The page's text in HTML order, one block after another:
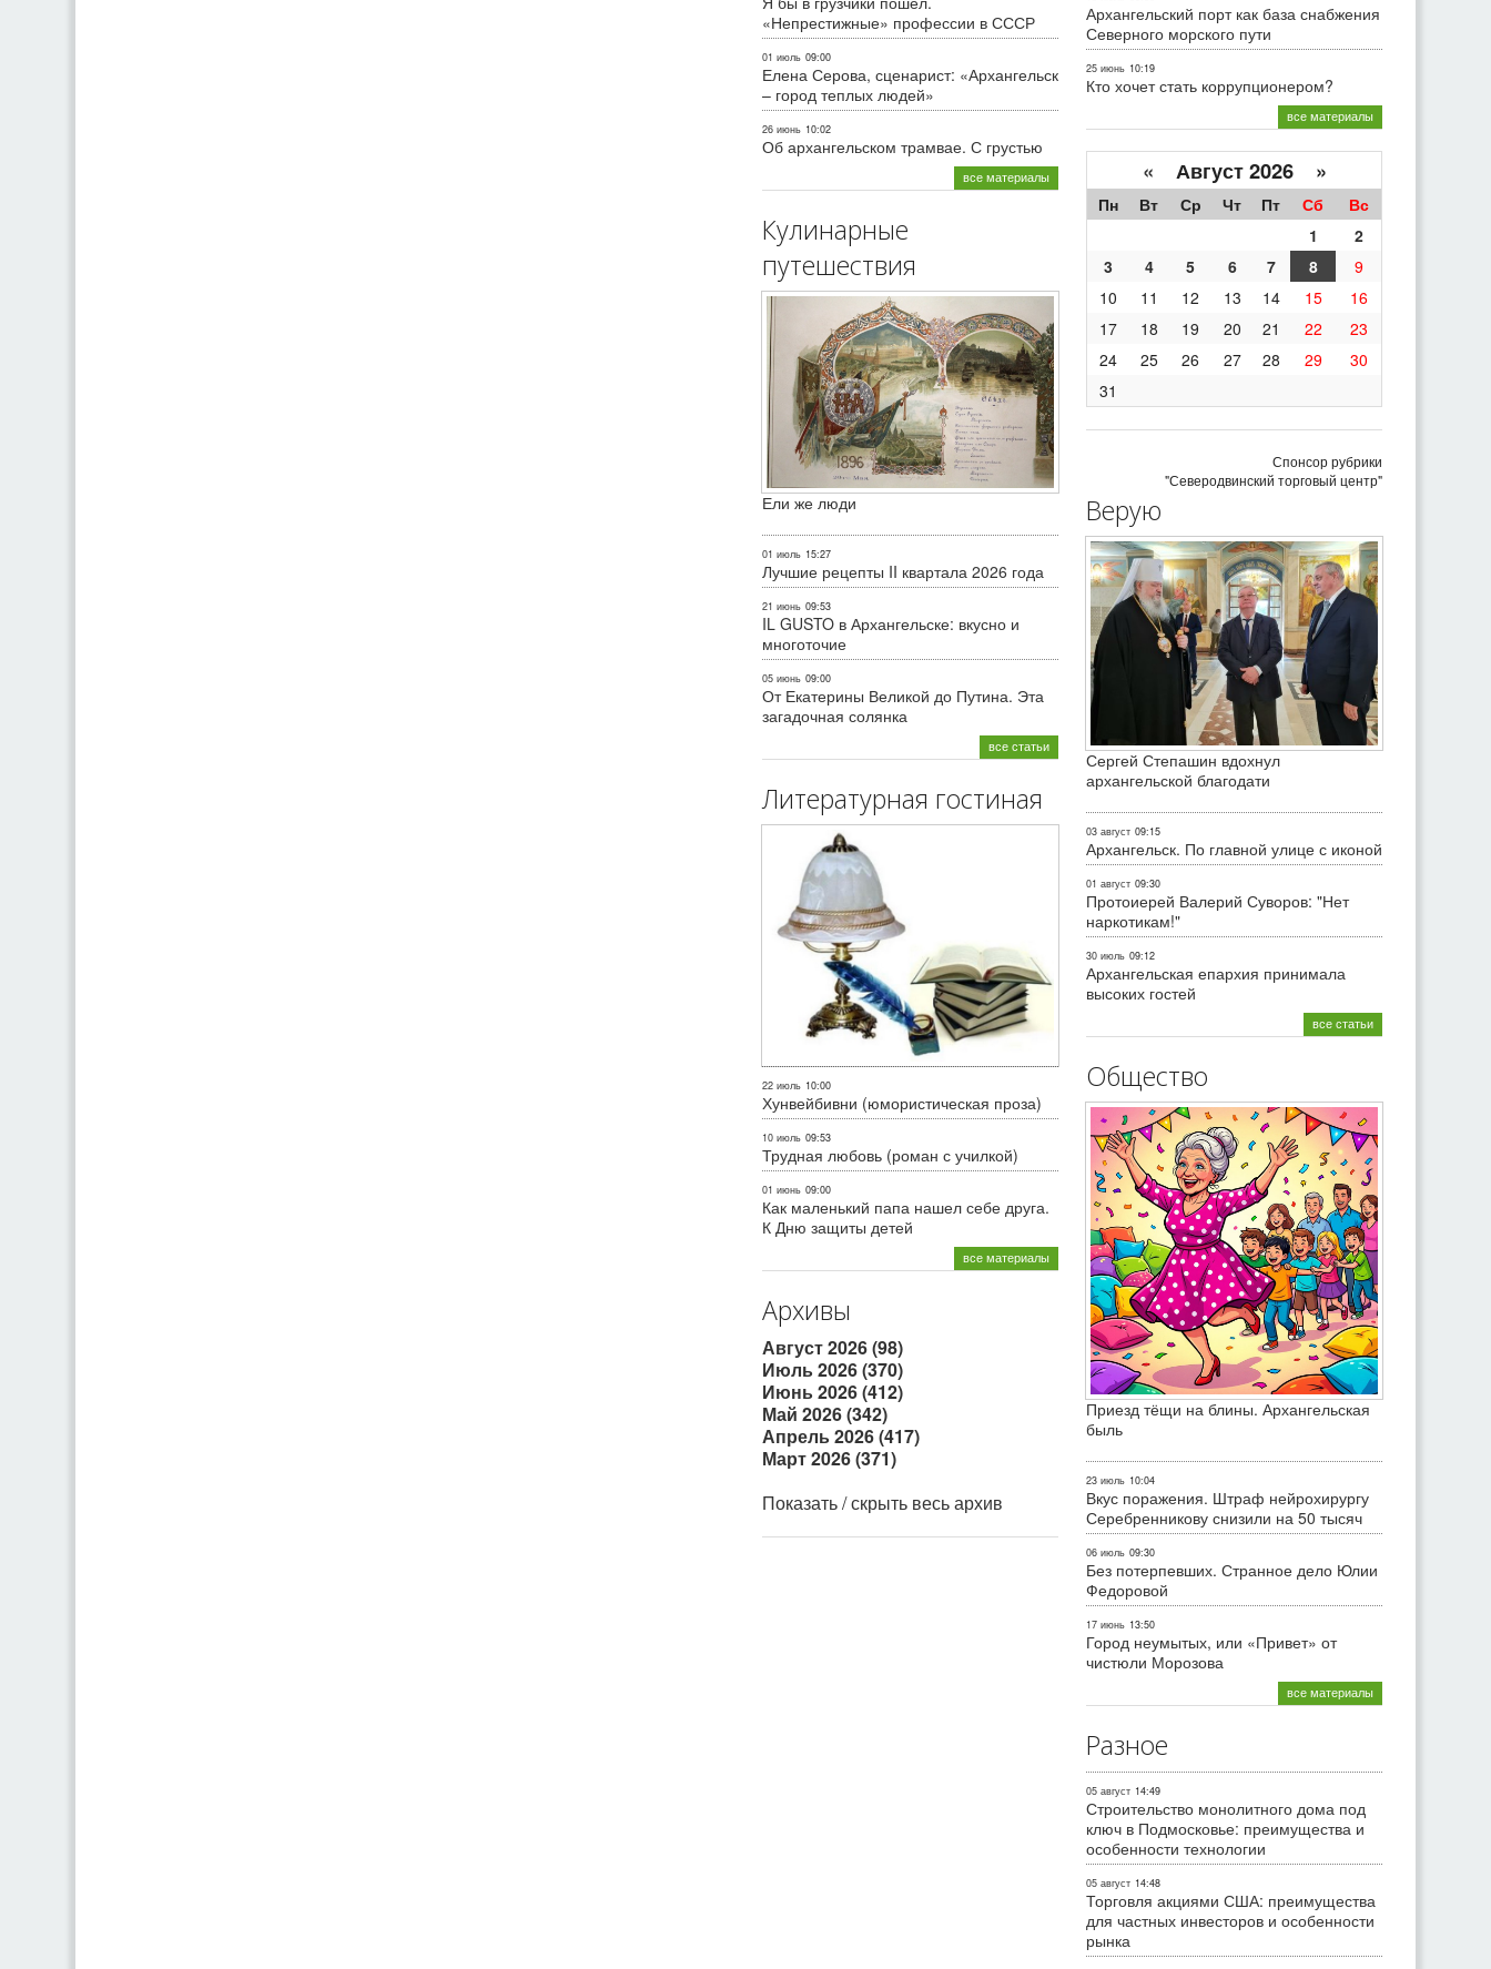
«Непрестижные» профессии в СССР
01 июль 09:00
Елена Серова, сценарист: «Архангельск
– город теплых людей»
26 июнь 10:02
Об архангельском трамвае. С грустью
все материалы
Кулинарные
путешествия
Ели же люди
01 июль 15:27
Лучшие рецепты II квартала 2026 года
21 июнь 09:53
IL GUSTO в Архангельске: вкусно и
многоточие
05 июнь 09:00
От Екатерины Великой до Путина. Эта
загадочная солянка
все статьи
Литературная гостиная
22 июль 10:00
Хунвейбивни (юмористическая проза)
10 июль 09:53
Трудная любовь (роман с училкой)
01 июнь 09:00
Как маленький папа нашел себе друга.
К Дню защиты детей
все материалы
Архивы
Август 2026 (98)
Июль 2026 (370)
Июнь 2026 (412)
Май 2026 (342)
Апрель 2026 (417)
Март 2026 (371)
Показать / скрыть весь архив
Архангельский порт как база снабжения
Северного морского пути
25 июнь 10:19
Кто хочет стать коррупционером?
все материалы
« Август 2026 »
Пн Вт Ср Чт Пт Сб
Вс
1
2
3
4 5 6 7 8
9
10
11 12 13 14 15
16
17
18 19 20 21 22
23
24
25 26 27 28 29
30
31
Спонсор рубрики
"Северодвинский торговый центр"
Верую
Сергей Степашин вдохнул
архангельской благодати
03 август 09:15
Архангельск. По главной улице с иконой
01 август 09:30
Протоиерей Валерий Суворов: "Нет
наркотикам!"
30 июль 09:12
Архангельская епархия принимала
высоких гостей
все статьи
Общество
Приезд тёщи на блины. Архангельская
быль
23 июль 10:04
Вкус поражения. Штраф нейрохирургу
Серебренникову снизили на 50 тысяч
06 июль 09:30
Без потерпевших. Странное дело Юлии
Федоровой
17 июнь 13:50
Город неумытых, или «Привет» от
чистюли Морозова
все материалы
Разное
05 август 14:49
Строительство монолитного дома под
ключ в Подмосковье: преимущества и
особенности технологии
05 август 14:48
Торговля акциями США: преимущества
для частных инвесторов и особенности
рынка